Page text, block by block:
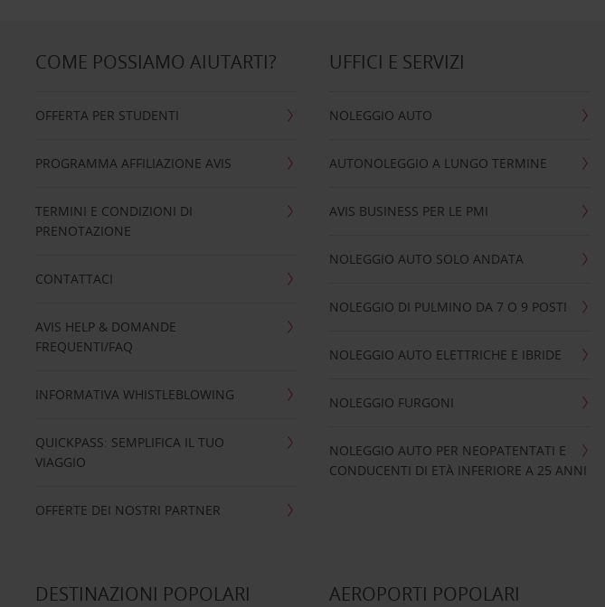
COME POSSIAMO AIUTARTI?
OFFERTA PER STUDENTI
PROGRAMMA AFFILIAZIONE AVIS
TERMINI E CONDIZIONI DI
PRENOTAZIONE
CONTATTACI
AVIS HELP & DOMANDE
FREQUENTI/FAQ
INFORMATIVA WHISTLEBLOWING
QUICKPASS: SEMPLIFICA IL TUO
VIAGGIO
OFFERTE DEI NOSTRI PARTNER
UFFICI E SERVIZI
NOLEGGIO AUTO
AUTONOLEGGIO A LUNGO TERMINE
AVIS BUSINESS PER LE PMI
NOLEGGIO AUTO SOLO ANDATA
NOLEGGIO DI PULMINO DA 7 O 9 POSTI
NOLEGGIO AUTO ELETTRICHE E IBRIDE
NOLEGGIO FURGONI
NOLEGGIO AUTO PER NEOPATENTATI E
CONDUCENTI DI ETÀ INFERIORE A 25 ANNI
DESTINAZIONI POPOLARI AEROPORTI POPOLARI